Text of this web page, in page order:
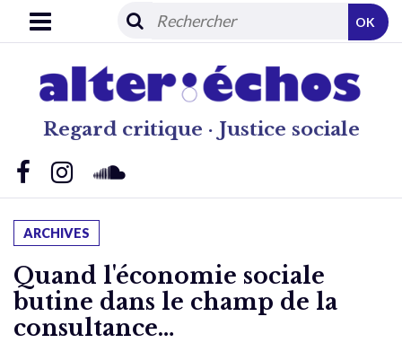
Regard critique · Justice sociale
OK
ARCHIVES
Quand l'économie sociale
butine dans le champ de la
consultance…